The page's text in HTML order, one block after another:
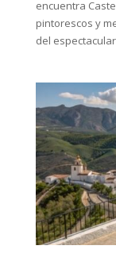
encuentra
pintorescos y
del